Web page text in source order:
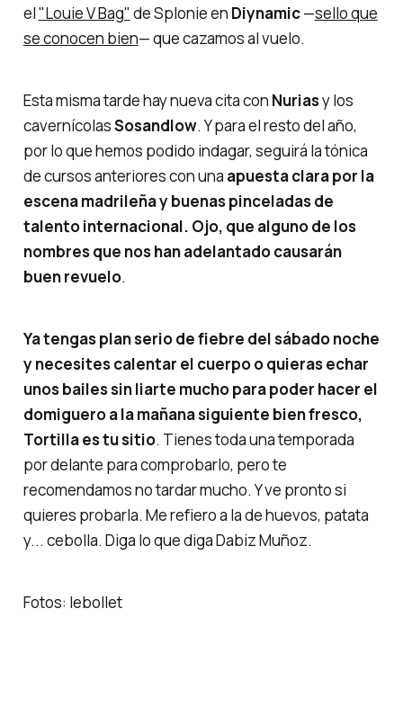
el"Louie V Bag" de Splonie en Diynamic—sello que
se conocen bien— que cazamos al vuelo.
Esta misma tarde hay nueva cita con Nuriasy los
cavernícolasSosandlow. Y para el resto del año,
por lo que hemos podido indagar, seguirá la tónica
de cursos anteriores con una apuesta clara por la
escena madrileña y buenas pinceladas de
talento internacional. Ojo, que alguno de los
nombres que nos han adelantado causarán
buen revuelo.
Ya tengas plan serio de fiebre del sábado noche
y necesites calentar el cuerpo o quieras echar
unos bailes sin liarte mucho para poder hacer el
domigueroa la mañana siguiente bien fresco,
Tortilla es tu sitio. Tienes toda una temporada
por delante para comprobarlo, pero te
recomendamos no tardar mucho. Y ve pronto si
quieres probarla. Me refiero a la de huevos, patata
y... cebolla. Diga lo que diga Dabiz Muñoz.
Fotos: lebollet